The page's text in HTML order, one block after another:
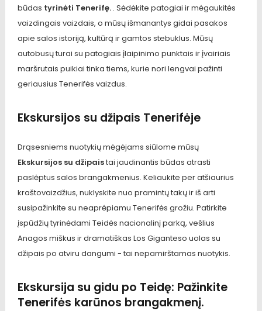
būdas tyrinėti Tenerifę. . Sėdėkite patogiai ir mėgaukitės
vaizdingais vaizdais, o mūsų išmanantys gidai pasakos
apie salos istoriją, kultūrą ir gamtos stebuklus. Mūsų
autobusų turai su patogiais įlaipinimo punktais ir įvairiais
maršrutais puikiai tinka tiems, kurie nori lengvai pažinti
geriausius Tenerifės vaizdus.
Ekskursijos su džipais Tenerifėje
Drąsesniems nuotykių mėgėjams siūlome mūsų
Ekskursijos su džipaistai jaudinantis būdas atrasti
paslėptus salos brangakmenius. Keliaukite per atšiaurius
kraštovaizdžius, nuklyskite nuo pramintų takų ir iš arti
susipažinkite su neaprėpiamu Tenerifės grožiu. Patirkite
įspūdžių tyrinėdami Teidės nacionalinį parką, vešlius
Anagos miškus ir dramatiškas Los Giganteso uolas su
džipais po atviru dangumi - tai nepamirštamas nuotykis.
Ekskursija su gidu po Teidę: Pažinkite
Tenerifės karūnos brangakmenį.